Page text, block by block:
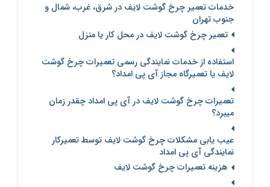
خدمات تعمیر چرخ گوشت لایف در شرق، غرب، شمال و
جنوب تهران
تعمیر چرخ گوشت لایف در محل کار یا منزل
استفاده از خدمات نمایندگی رسمی تعمیرات چرخ گوشت
لایف یا تعمیرگاه مجاز آی پی امداد؟
تعمیرات چرخ گوشت لایف در آی‌ پی امداد چقدر زمان
میبرد؟
عیب یابی مشکلات چرخ گوشت لایف توسط تعمیرکار
نمایندگی آی پی امداد
هزینه تعمیرات چرخ گوشت لایف